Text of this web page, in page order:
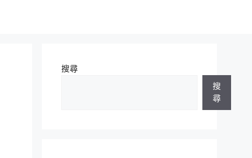
搜尋
搜
尋